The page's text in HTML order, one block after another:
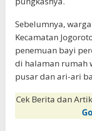
Sebelumnya,
Kecamatan
penemuan bayi
di halaman rumah
pusar dan ari-ari
Cek Berita dan